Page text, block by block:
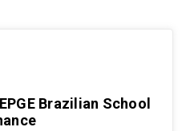
Brazilian School